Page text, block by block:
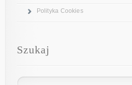
Polityka Cookies
Szukaj